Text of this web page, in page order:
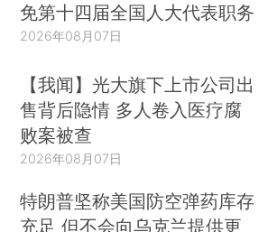
免第十四届全国人大代表职务
2026年08月07日
【我闻】光大旗下上市公司出
售背后隐情 多人卷入医疗腐
败案被查
2026年08月07日
特朗普坚称美国防空弹药库存
充足 但不会向乌克兰提供更